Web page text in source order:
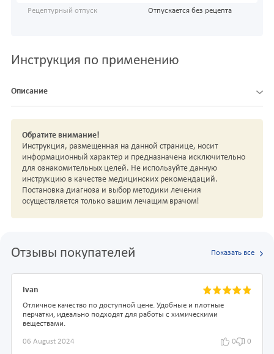
Рецептурный отпуск Отпускается без рецепта
Инструкция по применению
Описание
Обратите внимание!
Инструкция, размещенная на данной странице, носит
информационный характер и предназначена исключительно
для ознакомительных целей. Не используйте данную
инструкцию в качестве медицинских рекомендаций.
Постановка диагноза и выбор методики лечения
осуществляется только вашим лечащим врачом!
Отзывы покупателей Показать все
Ivan
Отличное качество по доступной цене. Удобные и плотные
перчатки, идеально подходят для работы с химическими
веществами.
06 August 2024 0 0